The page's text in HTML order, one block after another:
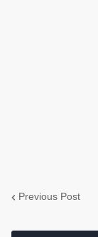
Previous Post